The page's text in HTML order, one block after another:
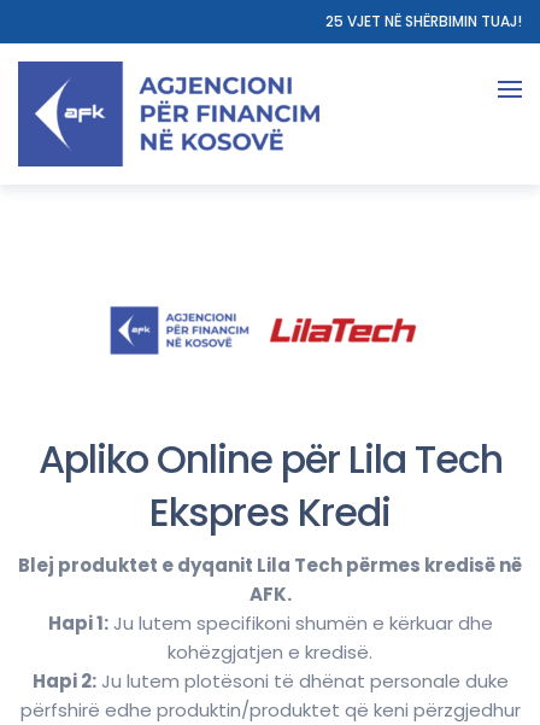
25 VJET NË SHËRBIMIN TUAJ!
Apliko Online për Lila Tech
Ekspres Kredi
Blej produktet e dyqanit Lila Tech përmes kredisë në
AFK.
Hapi 1:Ju lutem specifikoni shumën e kërkuar dhe
kohëzgjatjen e kredisë.
Hapi 2:Ju lutem plotësoni të dhënat personale duke
përfshirë edhe produktin/produktet që keni përzgjedhur